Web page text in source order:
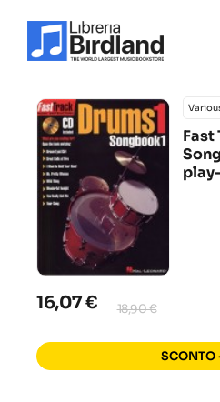
Fast
16,07 € 18,90 €
SCONTO